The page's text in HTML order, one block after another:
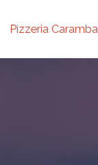
Pizzeria Caramba